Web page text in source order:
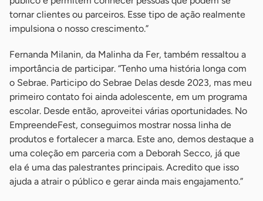
tornar clientes ou parceiros. Esse tipo de ação realmente
impulsiona o nosso crescimento.”
Fernanda Milanin, da Malinha da Fer, também ressaltou a
importância de participar. “Tenho uma história longa com
o Sebrae. Participo do Sebrae Delas desde 2023, mas meu
primeiro contato foi ainda adolescente, em um programa
escolar. Desde então, aproveitei várias oportunidades. No
EmpreendeFest, conseguimos mostrar nossa linha de
produtos e fortalecer a marca. Este ano, demos destaque a
uma coleção em parceria com a Deborah Secco, já que
ela é uma das palestrantes principais. Acredito que isso
ajuda a atrair o público e gerar ainda mais engajamento.”